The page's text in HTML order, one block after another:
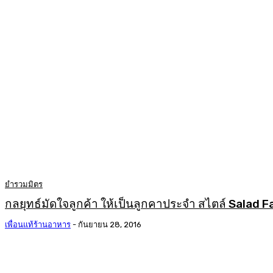
ยำรวมมิตร
กลยุทธ์มัดใจลูกค้า ให้เป็นลูกคาประจำ สไตล์ Salad
เพื่อนแท้ร้านอาหาร - กันยายน 28, 2016